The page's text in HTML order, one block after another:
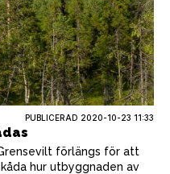
PUBLICERAD 2020-10-23 11:33
förlängs för att
hur utbyggnaden av